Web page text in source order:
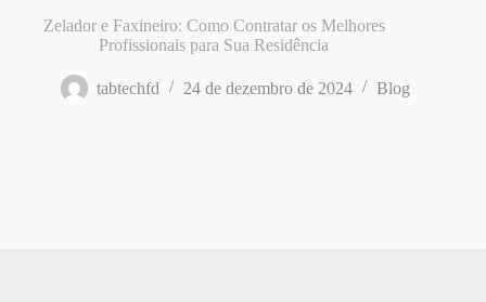
Zelador e Faxineiro: Como Contratar os Melhores
Profissionais para Sua Residência
tabtechfd 24 de dezembro de 2024 Blog